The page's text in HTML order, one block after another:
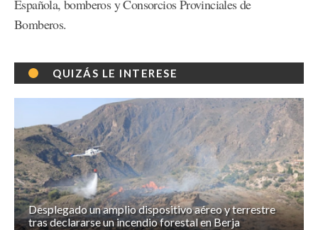
Española, bomberos y Consorcios Provinciales de
Bomberos.
QUIZÁS LE INTERESE
Desplegado un amplio dispositivo aéreo y terrestre
tras declararse un incendio forestal en Berja